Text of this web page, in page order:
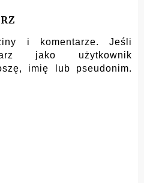
i komentarze. Jeśli
jako użytkownik
imię lub pseudonim.